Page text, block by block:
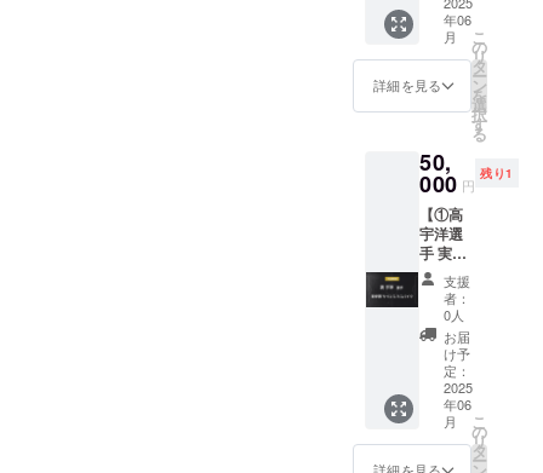
文字の
み ・注
意事
載を希
望され
考欄に
お名前
をご記
入くだ
さい。
希望さ
れない
場合は
「掲載
なし」
とご記
入くだ
さい。
を第4候
補まで
ご入力
い。
②HPへ
全ての
リター
ン品に
付属し
ます。
公式HP
にご希
望のお
名前を
記載い
たしま
す。 ・
掲載場
所：
TRANK
SHONA
しなが
ら、一
緒にプ
レーで
きる貴
す。 ・
開催時
2025年
12月予
定 ・場
所：東
京都内
予定 ・
詳細は
決定次
第、
メール
でご連
絡いた
パイク
（※）を
お送り
いたし
ます。
より提
供され
たもの
です。
転売等
は固く
禁止い
たしま
す。
②HPへ
の氏名
掲載権
全ての
リター
ン品に
付属し
権】 ①
真瀬 拓
海選手
実使用
サイン
入りス
先着1名
様限定
で、現
役プロ
サッ
カー選
手・真
瀬 拓海
選手の
実使用
サイン
入りス
パイク
（※）を
お送り
いたし
ます。
年06
月
詳細を見る
こ
の
リ
タ
ー
ン
を
選
択
す
る
50,
000 円
残り1
【①高
宇洋選
手 実使
用サイ
ン入り
スパイ
ク +
②HPへ
の氏名
掲載
権】 ①
高 宇洋
選手 実
使用サ
支援
者：
0人
お届
け予
定：
2025
年06
月
こ
の
リ
タ
ー